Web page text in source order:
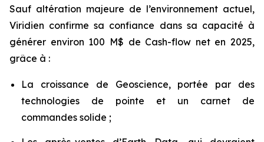
Sauf altération majeure de l’environnement actuel,
Viridien confirme sa confiance dans sa capacité à
générer environ 100 M$ de Cash-flow net en 2025,
grâce à :
La croissance de Geoscience, portée par des
technologies de pointe et un carnet de
commandes solide ;